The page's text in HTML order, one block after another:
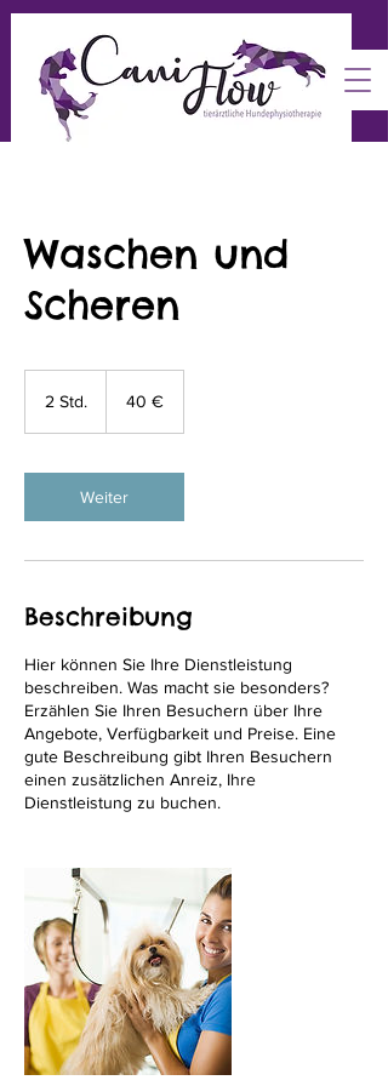
Waschen und
Scheren
2 Std.
d
.
40 €
Weiter
Beschreibung
Hier können Sie Ihre Dienstleistung
beschreiben. Was macht sie besonders?
Erzählen Sie Ihren Besuchern über Ihre
Angebote, Verfügbarkeit und Preise. Eine
gute Beschreibung gibt Ihren Besuchern
einen zusätzlichen Anreiz, Ihre
Dienstleistung zu buchen.